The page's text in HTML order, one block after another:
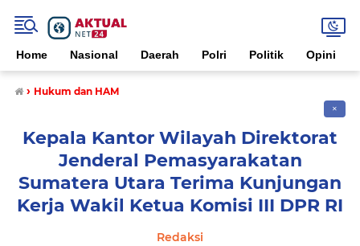
Home Nasional Daerah Polri Politik Opini
› Hukum dan HAM
✕
Kepala Kantor Wilayah Direktorat
Jenderal Pemasyarakatan
Sumatera Utara Terima Kunjungan
Kerja Wakil Ketua Komisi III DPR RI
Redaksi